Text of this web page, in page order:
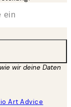
wir deine Daten
Art Advice